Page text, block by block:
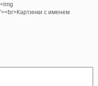
с именем